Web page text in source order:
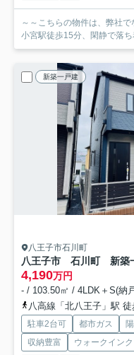
～～こちらの物件は、弊社
小宮駅徒歩15分、閑静で落
新築一戸建
八王子市石川町
八王子市 石川町 新築
4,190万円
- / 103.50㎡ / 4LDK＋S(納
八高線「北八王子」駅 徒
駐車2台可 都市ガス
収納豊富
ウォークイン